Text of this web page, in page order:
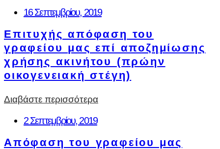
16 Σεπτεμβρίου, 2019
Επιτυχής απόφαση του
γραφείου μας επί αποζημίωσης
χρήσης ακινήτου (πρώην
οικογενειακή στέγη)
Διαβάστε περισσότερα
2 Σεπτεμβρίου, 2019
Απόφαση του γραφείου μας